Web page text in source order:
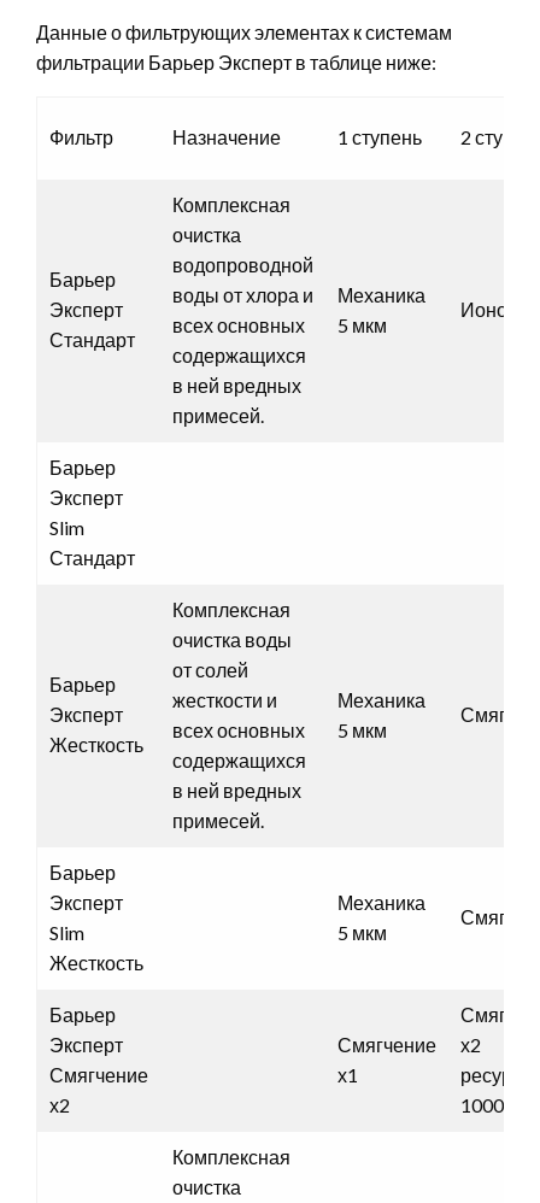
Данные о фильтрующих элементах к системам
фильтрации Барьер Эксперт в таблице ниже:
Фильтр Назначение 1 ступень 2
Барьер
Эксперт
Стандарт
Комплексная
очистка
водопроводной
воды от хлора и
всех основных
содержащихся
в ней вредных
примесей.
Механика
5 мкм
Барьер
Эксперт
Slim
Стандарт
Барьер
Эксперт
Жесткость
Комплексная
очистка воды
от солей
жесткости и
всех основных
содержащихся
в ней вредных
примесей.
Механика
5 мкм
Барьер
Эксперт
Slim
Жесткость
Механика
5 мкм
Барьер
Эксперт
Смягчение
х2
Смягчение
х1
х2
ресурс
1000 л
Комплексная
очистка